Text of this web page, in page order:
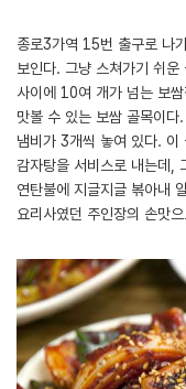
종로3가역 15번 출구로 나
보인다. 그냥 스쳐가기 쉬
사이에 10여 개가 넘는 보
맛볼 수 있는 보쌈 골목이
냄비가 3개씩 놓여 있다. 이
감자탕을 서비스로 내는데,
연탄불에 지글지글 볶아내
요리사였던 주인장의 손맛